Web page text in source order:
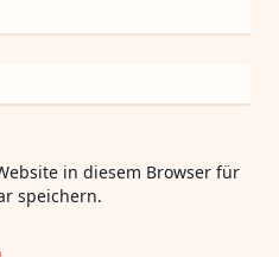
in diesem Browser für
speichern.